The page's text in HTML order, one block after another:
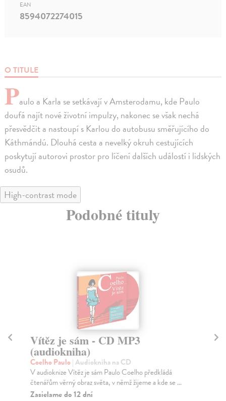
O TITULE
Paulo a Karla se setkávají v Amsterodamu, kde Paulo
doufá najít nové životní impulzy, nakonec se však nechá
přesvědčit a nastoupí s Karlou do autobusu směřujícího do
Káthmándú. Dlouhá cesta a nevelký okruh cestujících
poskytují autorovi prostor pro líčení dalších událostí i lidských
osudů.
EAN
8594072274015
High-contrast mode
Podobné tituly
Vítěz je sám - CD MP3
(audiokniha)
Coelho Paulo| Audiokniha na CD
V audioknize Vítěz je sám Paulo Coelho předkládá
čtenářům věrný obraz světa, v němž žijeme a kde se ...
Zasielame do 12 dní